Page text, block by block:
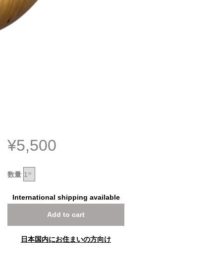
¥5,500
数量
International shipping available
Add to cart
日本国内にお住まいの方向け